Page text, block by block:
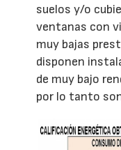
suelos y/o
ventanas con
muy bajas
disponen
de muy bajo
por lo tanto